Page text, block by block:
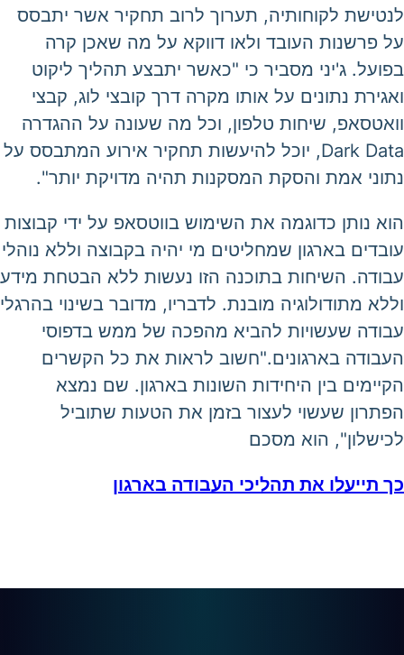
לנטישת לקוחותיה, תערוך לרוב תחקיר אשר יתבסס
על פרשנות העובד ולאו דווקא על מה שאכן קרה
בפועל. ג'יני מסביר כי "כאשר יתבצע תהליך ליקוט
ואגירת נתונים על אותו מקרה דרך קובצי לוג, קבצי
וואטסאפ, שיחות טלפון, וכל מה שעונה על ההגדרה
Dark Data, יוכל להיעשות תחקיר אירוע המתבסס על
נתוני אמת והסקת המסקנות תהיה מדויקת יותר".
הוא נותן כדוגמה את השימוש בווטסאפ על ידי קבוצות
עובדים בארגון שמחליטים מי יהיה בקבוצה וללא נוהלי
עבודה. השיחות בתוכנה הזו נעשות ללא הבטחת מידע
וללא מתודולוגיה מובנת. לדבריו, מדובר בשינוי בהרגלי
עבודה שעשויות להביא מהפכה של ממש בדפוסי
העבודה בארגונים."חשוב לראות את כל הקשרים
הקיימים בין היחידות השונות בארגון. שם נמצא
הפתרון שעשוי לעצור בזמן את הטעות שתוביל
לכישלון", הוא מסכם
כך תייעלו את תהליכי העבודה בארגון